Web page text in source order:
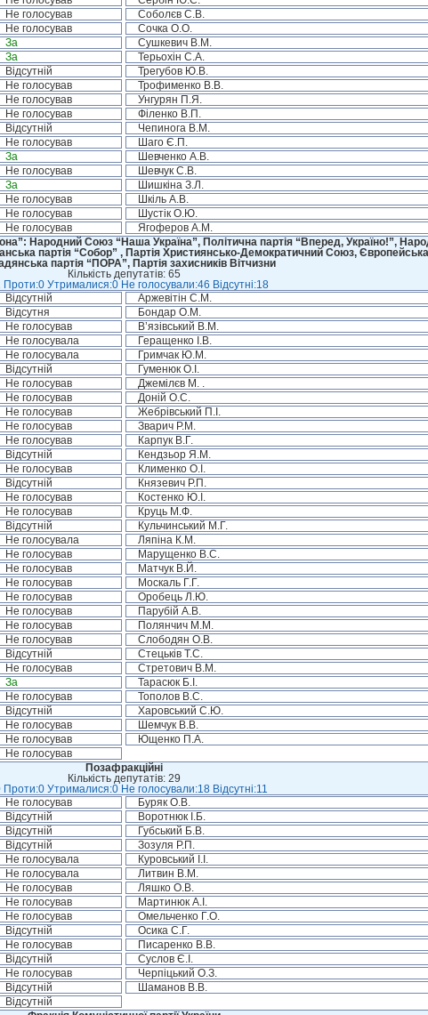
Не голосував Соболєв С.В.
Не голосував Сочка О.О.
За Сушкевич В.М.
За Терьохін С.А.
Відсутній Трегубов Ю.В.
Не голосував Трофименко В.В.
Не голосував Унгурян П.Я.
Не голосував Філенко В.П.
Відсутній Чепинога В.М.
Не голосував Шаго Є.П.
За Шевченко А.В.
Не голосував Шевчук С.В.
За Шишкіна З.Л.
Не голосував Шкіль А.В.
Не голосував Шустік О.Ю.
Не голосував Ягоферов А.М.
Народний Союз “Наша Україна”, Політична партія “Вперед, Україно!”,
партія “Собор” , Партія Християнсько-Демократичний Союз, Європейська
партія “ПОРА”, Партія захисників Вітчизни
Кількість депутатів: 65
Проти:0 Утрималися:0 Не голосували:46 Відсутні:18
Відсутній Аржевітін С.М.
Відсутня Бондар О.М.
Не голосував В’язівський В.М.
Не голосувала Геращенко І.В.
Не голосувала Гримчак Ю.М.
Відсутній Гуменюк О.І.
Не голосував Джемілєв М. .
Не голосував Доній О.С.
Не голосував Жебрівський П.І.
Не голосував Зварич Р.М.
Не голосував Карпук В.Г.
Відсутній Кендзьор Я.М.
Не голосував Клименко О.І.
Відсутній Князевич Р.П.
Не голосував Костенко Ю.І.
Не голосував Круць М.Ф.
Відсутній Кульчинський М.Г.
Не голосувала Ляпіна К.М.
Не голосував Марущенко В.С.
Не голосував Матчук В.Й.
Не голосував Москаль Г.Г.
Не голосував Оробець Л.Ю.
Не голосував Парубій А.В.
Не голосував Полянчич М.М.
Не голосував Слободян О.В.
Відсутній Стецьків Т.С.
Не голосував Стретович В.М.
За Тарасюк Б.І.
Не голосував Тополов В.С.
Відсутній Харовський С.Ю.
Не голосував Шемчук В.В.
Не голосував Ющенко П.А.
Не голосував
Позафракційні
Кількість депутатів: 29
Проти:0 Утрималися:0 Не голосували:18 Відсутні:11
Не голосував Буряк О.В.
Відсутній Воротнюк І.Б.
Відсутній Губський Б.В.
Відсутній Зозуля Р.П.
Не голосувала Куровський І.І.
Не голосувала Литвин В.М.
Не голосував Ляшко О.В.
Не голосував Мартинюк А.І.
Не голосував Омельченко Г.О.
Відсутній Осика С.Г.
Не голосував Писаренко В.В.
Відсутній Суслов Є.І.
Не голосував Черпіцький О.З.
Відсутній Шаманов В.В.
Відсутній